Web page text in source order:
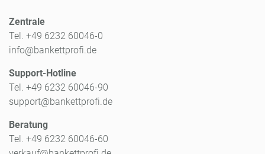
Zentrale
Tel. +49 6232 60046-0
info@bankettprofi.de
Support-Hotline
Tel. +49 6232 60046-90
support@bankettprofi.de
Beratung
Tel. +49 6232 60046-60